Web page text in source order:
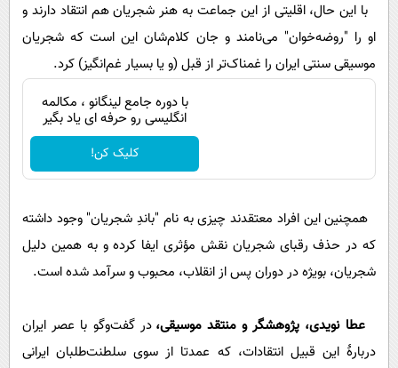
با این حال، اقلیتی از این جماعت به هنر شجریان هم انتقاد دارند و
او را "روضه‌خوان" می‌نامند و جان کلام‌شان این است که شجریان
موسیقی سنتی ایران را غمناک‌تر از قبل (و یا بسیار غم‌انگیز) کرد.
با دوره جامع لینگانو ، مکالمه
انگلیسی رو حرفه ای یاد بگیر
کلیک کن!
همچنین این افراد معتقدند چیزی به نام "باندِ شجریان" وجود داشته
که در حذف رقبای شجریان نقش مؤثری ایفا کرده و به همین دلیل
شجریان، بویژه در دوران پس از انقلاب، محبوب و سرآمد شده است.
عطا نویدی، پژوهشگر و منتقد موسیقی، در گفت‌وگو با عصر ایران
دربارۀ این قبیل انتقادات، که عمدتا از سوی سلطنت‌طلبان ایرانی